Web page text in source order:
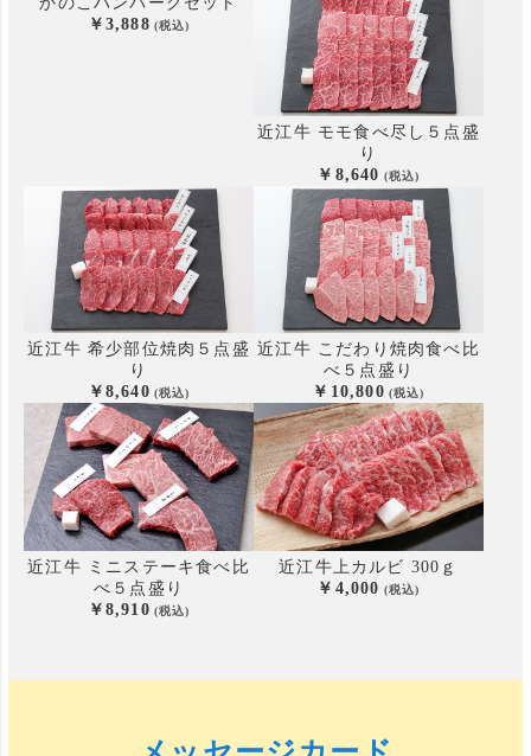
3,888
近江牛 モモ食べ尽し５点盛
り
8,640
近江牛 希少部位焼肉５点盛
り
8,640
近江牛 こだわり焼肉食べ比
べ ５点盛り
10,800
近江牛 ミニステーキ食べ比
べ ５点盛り
8,910
近江牛上カルビ 300ｇ
4,000